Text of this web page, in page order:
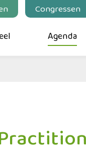
Congressen
Agenda